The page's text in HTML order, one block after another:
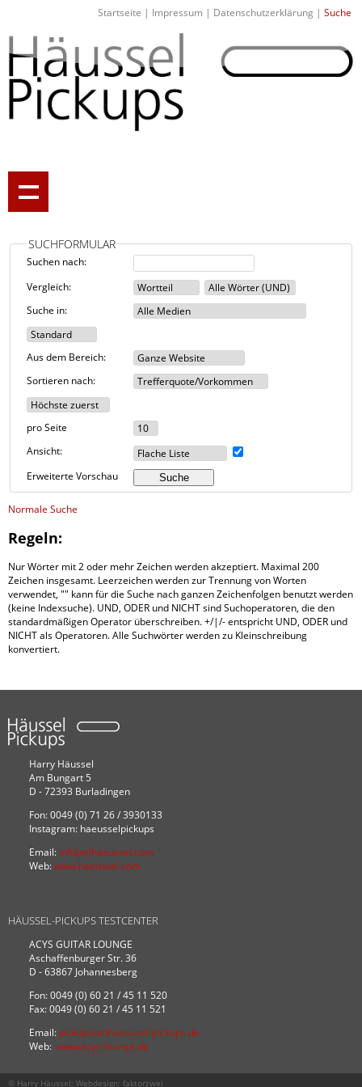
Startseite | Impressum | Datenschutzerklärung | Suche
SUCHFORMULAR
Suchen nach:
Vergleich:
Suche in:
Aus dem Bereich:
Sortieren nach:
pro Seite
Ansicht:
Erweiterte Vorschau
Normale Suche
Regeln:
Nur Wörter mit 2 oder mehr Zeichen werden akzeptiert. Maximal 200
Zeichen insgesamt. Leerzeichen werden zur Trennung von Worten
verwendet, "" kann für die Suche nach ganzen Zeichenfolgen benutzt werden
(keine Indexsuche). UND, ODER und NICHT sind Suchoperatoren, die den
standardmäßigen Operator überschreiben. +/|/- entspricht UND, ODER und
NICHT als Operatoren. Alle Suchwörter werden zu Kleinschreibung
konvertiert.
Harry Häussel
Am Bungart 5
D - 72393 Burladingen
Fon: 0049 (0) 71 26 / 3930133
Instagram: haeusselpickups
Email: info(at)haeussel.com
Web:www.haeussel.com
HÄUSSEL-PICKUPS TESTCENTER
ACYS GUITAR LOUNGE
Aschaffenburger Str. 36
D - 63867 Johannesberg
Fon: 0049 (0) 60 21 / 45 11 520
Fax: 0049 (0) 60 21 / 45 11 521
Email: pickups(at)haeussel-pickups.de
Web: www.acys-lounge.de
© Harry Häussel; Webdesign: faktorzwei